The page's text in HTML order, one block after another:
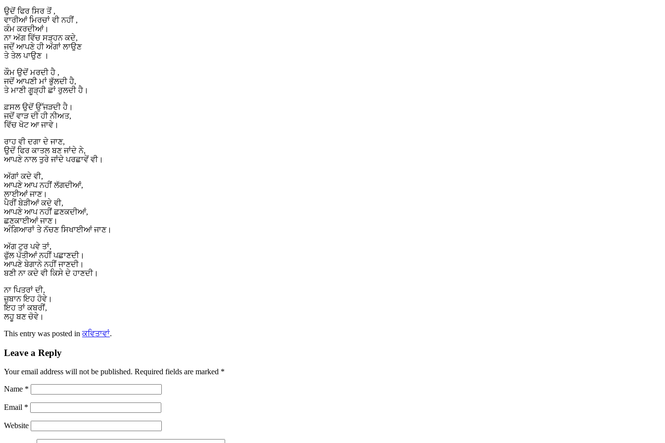
ਉਦੋਂ ਫਿਰ ਸਿਰ ਤੋਂ ,
ਵਾਰੀਆਂ ਮਿਰਚਾਂ ਵੀ ਨਹੀਂ ,
ਕੰਮ ਕਰਦੀਆਂ।
ਨਾ ਅੱਗ ਵਿੱਚ ਸੜ੍ਹਨ ਕਦੇ,
ਜਦੋਂ ਆਪਣੇ ਹੀ ਅੱਗਾਂ ਲਾਉਣ
ਤੇ ਤੇਲ ਪਾਉਣ ।
ਕੌਮ ਉਦੋਂ ਮਰਦੀ ਹੈ ,
ਜਦੋਂ ਆਪਣੀ ਮਾਂ ਭੁੱਲਦੀ ਹੈ,
ਤੇ ਮਾਣੀ ਗੂੜ੍ਹੀ ਛਾਂ ਰੁਲਦੀ ਹੈ।
ਫ਼ਸਲ ਉਦੋਂ ਉੱਜੜਦੀ ਹੈ।
ਜਦੋਂ ਵਾੜ ਦੀ ਹੀ ਨੀਅਤ,
ਵਿੱਚ ਖੋਟ ਆ ਜਾਵੇ।
ਰਾਹ ਵੀ ਦਗਾ ਦੇ ਜਾਣ,
ਉਦੋਂ ਫਿਰ ਕਾਤਲ ਬਣ ਜਾਂਦੇ ਨੇ,
ਆਪਣੇ ਨਾਲ ਤੁਰੇ ਜਾਂਦੇ ਪਰਛਾਵੇਂ ਵੀ।
ਅੱਗਾਂ ਕਦੇ ਵੀ,
ਆਪਣੇ ਆਪ ਨਹੀਂ ਲੱਗਦੀਆਂ,
ਲਾਈਆਂ ਜਾਣ।
ਪੈਰੀਂ ਬੇੜੀਆਂ ਕਦੇ ਵੀ,
ਆਪਣੇ ਆਪ ਨਹੀਂ ਛਣਕਦੀਆਂ,
ਛਣਕਾਈਆਂ ਜਾਣ।
ਅੰਗਿਆਰਾਂ ਤੇ ਨੱਚਣ ਸਿਖਾਈਆਂ ਜਾਣ।
ਅੱਗ ਟੁਰ ਪਵੇ ਤਾਂ,
ਫੁੱਲ ਪੱਤੀਆਂ ਨਹੀਂ ਪਛਾਣਦੀ।
ਆਪਣੇ ਬੇਗਾਨੇ ਨਹੀਂ ਜਾਣਦੀ।
ਬਣੀ ਨਾ ਕਦੇ ਵੀ ਕਿਸੇ ਦੇ ਹਾਣਦੀ।
ਨਾ ਪਿਤਰਾਂ ਦੀ,
ਜ਼ੁਬਾਨ ਇਹ ਹੋਵੇ।
ਇਹ ਤਾਂ ਕਬਰੀਂ,
ਲਹੂ ਬਣ ਚੋਵੇ।
This entry was posted inਕਵਿਤਾਵਾਂ.
Leave a Reply
Your email address will not be published. Required fields are marked *
Name *
Email *
Website